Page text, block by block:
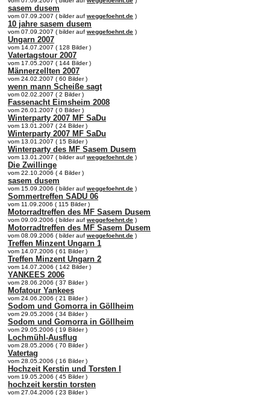
sasem dusem
vom 07.09.2007 ( bilder auf weggefoehnt.de )
10 jahre sasem dusem
vom 07.09.2007 ( bilder auf weggefoehnt.de )
Ungarn 2007
vom 14.07.2007 ( 128 Bilder )
Vatertagstour 2007
vom 17.05.2007 ( 144 Bilder )
Männerzellten 2007
vom 24.02.2007 ( 60 Bilder )
wenn mann Scheiße sagt
vom 02.02.2007 ( 2 Bilder )
Fassenacht Eimsheim 2008
vom 26.01.2007 ( 0 Bilder )
Winterparty 2007 MF SaDu
vom 13.01.2007 ( 24 Bilder )
Winterparty 2007 MF SaDu
vom 13.01.2007 ( 15 Bilder )
Winterparty des MF Sasem Dusem
vom 13.01.2007 ( bilder auf weggefoehnt.de )
Die Zwillinge
vom 22.10.2006 ( 4 Bilder )
sasem dusem
vom 15.09.2006 ( bilder auf weggefoehnt.de )
Sommertreffen SADU 06
vom 11.09.2006 ( 115 Bilder )
Motorradtreffen des MF Sasem Dusem
vom 09.09.2006 ( bilder auf weggefoehnt.de )
Motorradtreffen des MF Sasem Dusem
vom 08.09.2006 ( bilder auf weggefoehnt.de )
Treffen Minzent Ungarn 1
vom 14.07.2006 ( 61 Bilder )
Treffen Minzent Ungarn 2
vom 14.07.2006 ( 142 Bilder )
YANKEES 2006
vom 28.06.2006 ( 37 Bilder )
Mofatour Yankees
vom 24.06.2006 ( 21 Bilder )
Sodom und Gomorra in Göllheim
vom 29.05.2006 ( 34 Bilder )
Sodom und Gomorra in Göllheim
vom 29.05.2006 ( 19 Bilder )
Lochmühl-Ausflug
vom 28.05.2006 ( 70 Bilder )
Vatertag
vom 28.05.2006 ( 16 Bilder )
Hochzeit Kerstin und Torsten I
vom 19.05.2006 ( 45 Bilder )
hochzeit kerstin torsten
vom 27.04.2006 ( 23 Bilder )